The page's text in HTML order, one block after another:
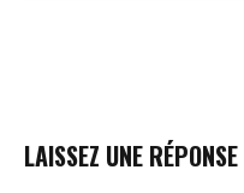
LAISSEZ UNE RÉPONSE